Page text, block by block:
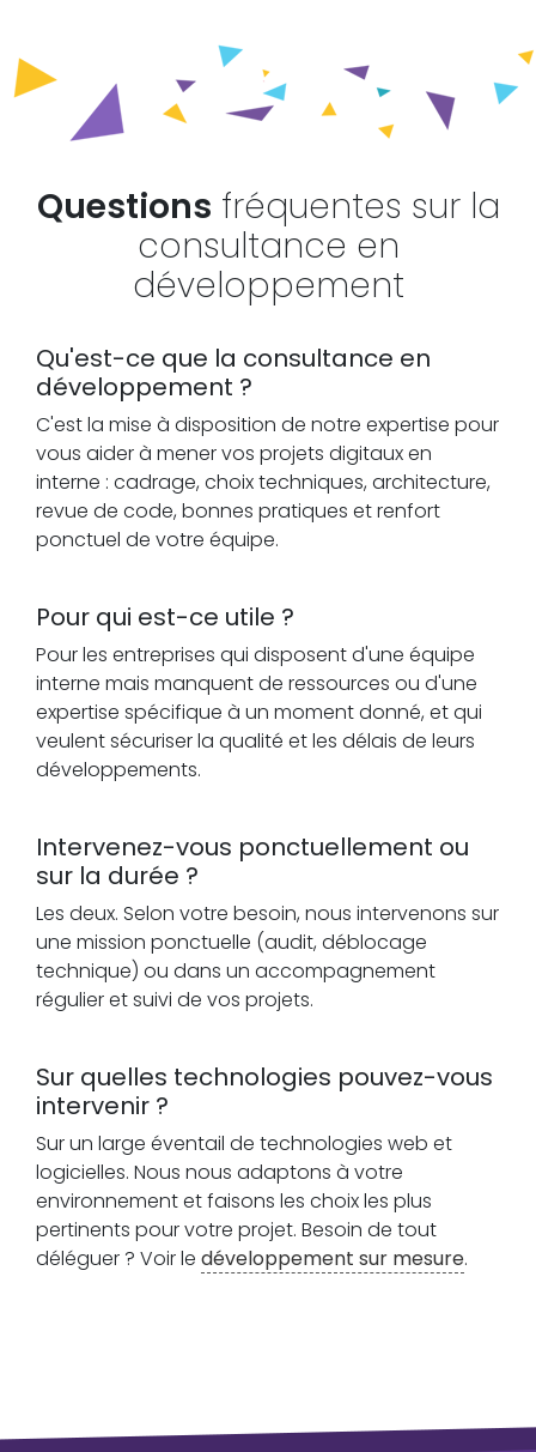
Questions fréquentes sur la
consultance en
développement
Qu'est-ce que la consultance en
développement ?
C'est la mise à disposition de notre expertise pour
vous aider à mener vos projets digitaux en
interne : cadrage, choix techniques, architecture,
revue de code, bonnes pratiques et renfort
ponctuel de votre équipe.
Pour qui est-ce utile ?
Pour les entreprises qui disposent d'une équipe
interne mais manquent de ressources ou d'une
expertise spécifique à un moment donné, et qui
veulent sécuriser la qualité et les délais de leurs
développements.
Intervenez-vous ponctuellement ou
sur la durée ?
Les deux. Selon votre besoin, nous intervenons sur
une mission ponctuelle (audit, déblocage
technique) ou dans un accompagnement
régulier et suivi de vos projets.
Sur quelles technologies pouvez-vous
intervenir ?
Sur un large éventail de technologies web et
logicielles. Nous nous adaptons à votre
environnement et faisons les choix les plus
pertinents pour votre projet. Besoin de tout
déléguer ? Voir le développement sur mesure.